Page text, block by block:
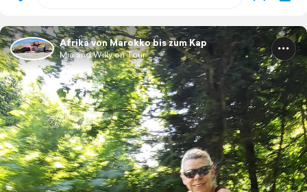
Afrika von Marokko bis zum Kap
Mia and Willy on Tour